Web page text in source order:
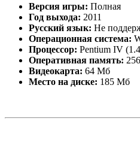
Версия игры: Полная
Год выхода: 2011
Русский язык: Не
Операционная система:
Процессор: Pentium IV
Оперативная память:
Видеокарта: 64 Мб
Место на диске: 185 Мб